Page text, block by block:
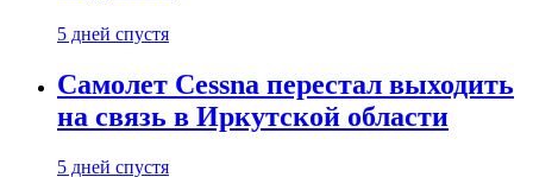
5 дней спустя
Самолет Cessna перестал выходить
на связь в Иркутской области
5 дней спустя